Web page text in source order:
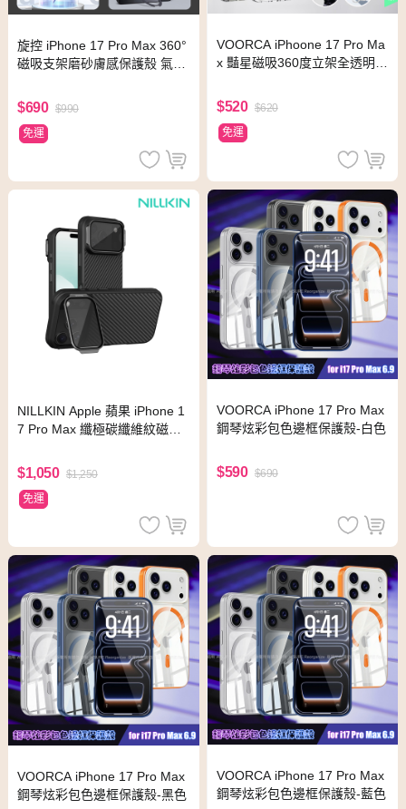
旋控 iPhone 17 Pro Max 360°
磁吸支架磨砂膚感保護殼 氣囊
$690 $990
免運
VOORCA iPhoone 17 Pro Ma
x 豔星磁吸360度立架全透明軍
$520 $620
免運
NILLKIN Apple 蘋果 iPhone 1
7 Pro Max 纖極碳纖維紋磁吸
$1,050 $1,250
免運
VOORCA iPhone 17 Pro Max
鋼琴炫彩包色邊框保護殼-白色
$590 $690
VOORCA iPhone 17 Pro Max
鋼琴炫彩包色邊框保護殼-黑色
VOORCA iPhone 17 Pro Max
鋼琴炫彩包色邊框保護殼-藍色